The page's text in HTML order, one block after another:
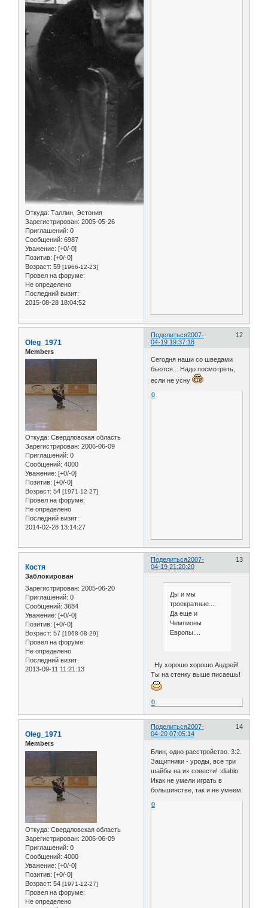
Откуда: Таллин, Эстония
Зарегистрирован: 2005-05-26
Приглашений: 0
Сообщений: 6987
Уважение: [+0/-0]
Позитив: [+0/-0]
Возраст: 59 [1966-12-23]
Провел на форуме:
Не определено
Последний визит:
2015-08-28 18:04:52
Поделиться 12
2007-
04-19 19:37:18
Oleg_1971
Members
Откуда: Свердловская область
Зарегистрирован: 2006-06-09
Приглашений: 0
Сообщений: 4000
Уважение: [+0/-0]
Позитив: [+0/-0]
Возраст: 54 [1971-12-27]
Провел на форуме:
Не определено
Последний визит:
2014-02-28 13:14:27
Сегодня наши со шведами
бьются... Надо посмотреть,
если не усну
0
Поделиться 13
2007-
04-19 21:20:20
Костя
Заблокирован
Зарегистрирован: 2005-06-20
Приглашений: 0
Сообщений: 3684
Уважение: [+0/-0]
Позитив: [+0/-0]
Возраст: 57 [1968-08-29]
Провел на форуме:
Не определено
Последний визит:
2013-09-11 11:21:13
Ды и мы
троекратные....
Да еще и
Чемпионы
Европы....
Ну хорошо хорошо Андрей!
Ты на стенку выше писаешь!
0
Поделиться 14
2007-
04-20 07:05:14
Oleg_1971
Members
Откуда: Свердловская область
Зарегистрирован: 2006-06-09
Приглашений: 0
Сообщений: 4000
Уважение: [+0/-0]
Позитив: [+0/-0]
Возраст: 54 [1971-12-27]
Провел на форуме:
Не определено
Блин, одно расстройство. 3:2.
Защитники - уроды, все три
шайбы на их совести! :diablo:
Икак не умели играть в
большинстве, так и не умеем.
0